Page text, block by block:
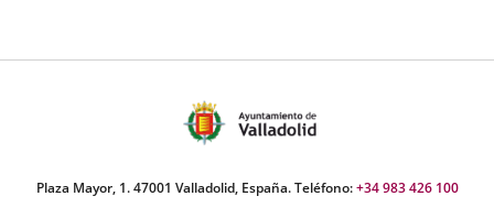
Plaza Mayor, 1. 47001 Valladolid, España. Teléfono:+34 983 426 100